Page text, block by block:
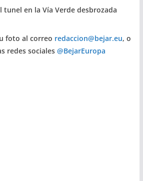
tunel en la Vía Verde desbrozada
foto al correo redaccion@bejar.eu, o
redes sociales@BejarEuropa